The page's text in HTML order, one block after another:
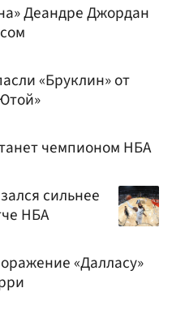
Деандре Джордан
«Бруклин» от
чемпионом НБА
сильнее
НБА
«Далласу»